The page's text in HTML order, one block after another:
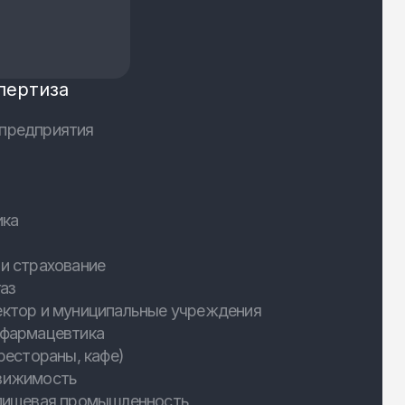
страхование
и муниципальные учреждения
кафе)
промышленность